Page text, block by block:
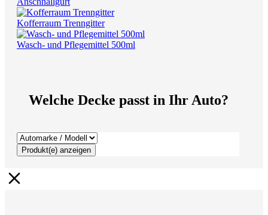
Kofferraum Trenngitter
Wasch- und Pflegemittel 500ml
Welche Decke passt in Ihr Auto?
Produkt(e) anzeigen